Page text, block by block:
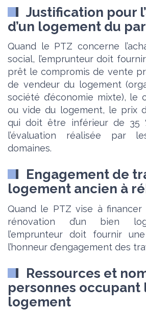
Justification pour
d’un logement du
Quand le PTZ concerne
social, l’emprunteur doit
prêt le compromis de vente
de vendeur du logement
société d’économie mixte), le
ou vide du logement, le prix
qui doit être inférieur de 35
l’évaluation réalisée par
domaines.
Engagement de
logement ancien à
Quand le PTZ vise à financer
rénovation d’un bien
l’emprunteur doit fournir
l’honneur d’engagement des
Ressources et
personnes occupant
logement